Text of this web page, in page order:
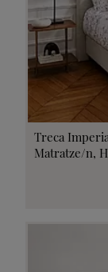
Treca
Matratze/n,